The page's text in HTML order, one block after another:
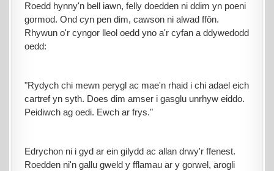
Roedd hynny'n bell iawn, felly doedden ni ddim yn poeni
gormod. Ond cyn pen dim, cawson ni alwad ffôn.
Rhywun o'r cyngor lleol oedd yno a'r cyfan a ddywedodd
oedd:
"Rydych chi mewn perygl ac mae'n rhaid i chi adael eich
cartref yn syth. Does dim amser i gasglu unrhyw eiddo.
Peidiwch ag oedi. Ewch ar frys."
Edrychon ni i gyd ar ein gilydd ac allan drwy'r ffenest.
Roedden ni'n gallu gweld y fflamau ar y gorwel, arogli